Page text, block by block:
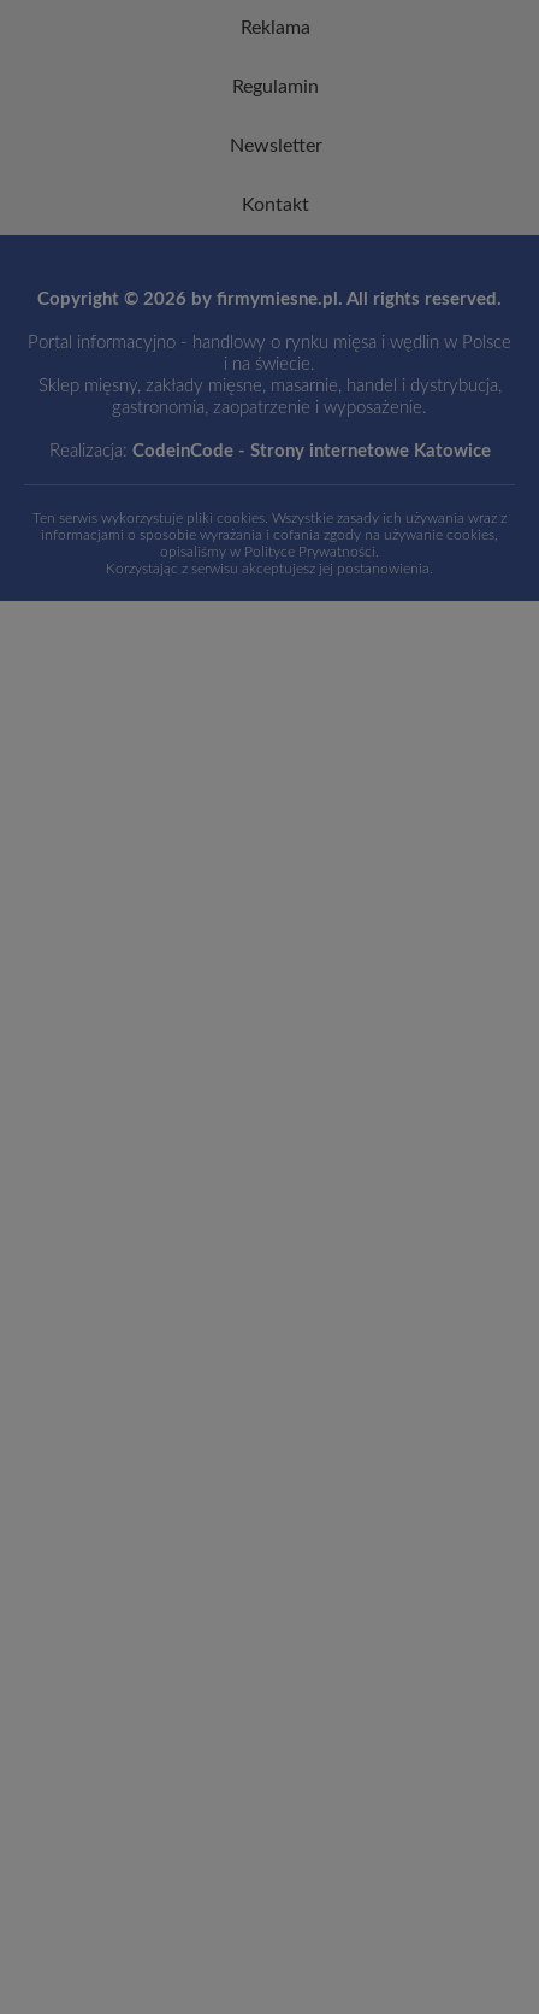
Reklama
Regulamin
Newsletter
Kontakt
Copyright © 2026 by firmymiesne.pl. All rights reserved.
Portal informacyjno - handlowy o rynku mięsa i wędlin w Polsce
i na świecie.
Sklep mięsny, zakłady mięsne, masarnie, handel i dystrybucja,
gastronomia, zaopatrzenie i wyposażenie.
Realizacja: CodeinCode - Strony internetowe Katowice
Ten serwis wykorzystuje pliki cookies. Wszystkie zasady ich używania wraz z
informacjami o sposobie wyrażania i cofania zgody na używanie cookies,
opisaliśmy w Polityce Prywatności
Korzystając z serwisu akceptujesz jej postanowienia.